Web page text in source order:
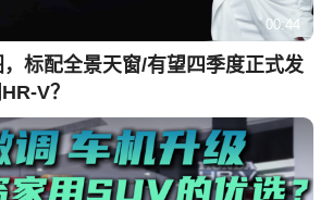
00:44
标配全景天窗/有望四季度正式发
V？